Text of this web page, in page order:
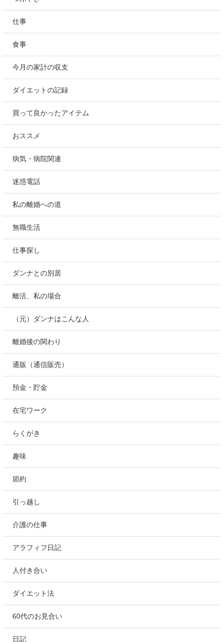
仕事
食事
今月の家計の収支
ダイエットの記録
買って良かったアイテム
おススメ
病気・病院関連
迷惑電話
私の離婚への道
無職生活
仕事探し
ダンナとの別居
離活、私の場合
（元）ダンナはこんな人
離婚後の関わり
通販（通信販売）
預金・貯金
在宅ワーク
らくがき
趣味
節約
引っ越し
介護の仕事
アラフィフ日記
人付き合い
ダイエット法
60代のお見合い
日記